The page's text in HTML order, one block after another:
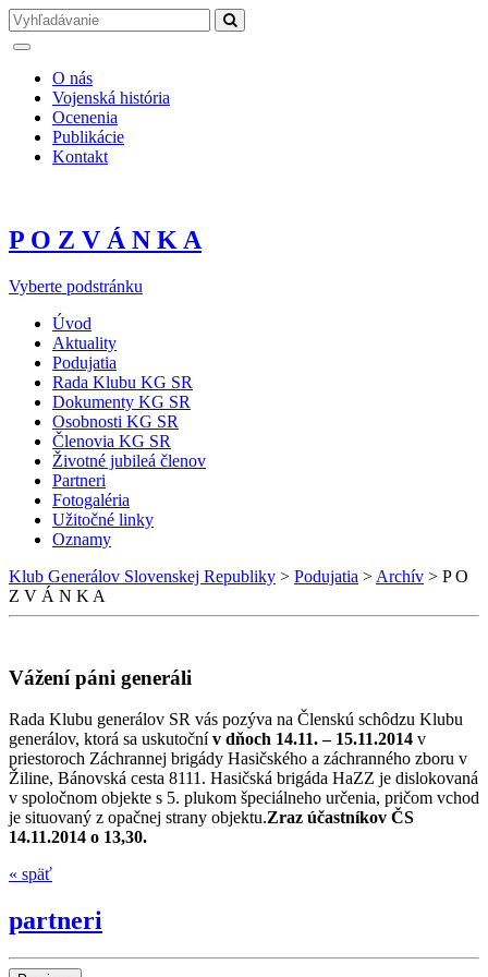
O nás
Vojenská história
Ocenenia
Publikácie
Kontakt
P O Z V Á N K A
Vyberte podstránku
Úvod
Aktuality
Podujatia
Rada Klubu KG SR
Dokumenty KG SR
Osobnosti KG SR
Členovia KG SR
Životné jubileá členov
Partneri
Fotogaléria
Užitočné linky
Oznamy
Klub Generálov Slovenskej Republiky > Podujatia > Archív > P O
Z V Á N K A
Vážení páni generáli
Rada Klubu generálov SR vás pozýva na Členskú schôdzu Klubu
generálov, ktorá sa uskutočnív dňoch 14.11. – 15.11.2014 v
priestoroch Záchrannej brigády Hasičského a záchranného zboru v
Žiline, Bánovská cesta 8111. Hasičská brigáda HaZZ je dislokovaná
v spoločnom objekte s 5. plukom špeciálneho určenia, pričom vchod
je situovaný z opačnej strany objektu.Zraz účastníkov ČS
14.11.2014 o 13,30.
« späť
partneri